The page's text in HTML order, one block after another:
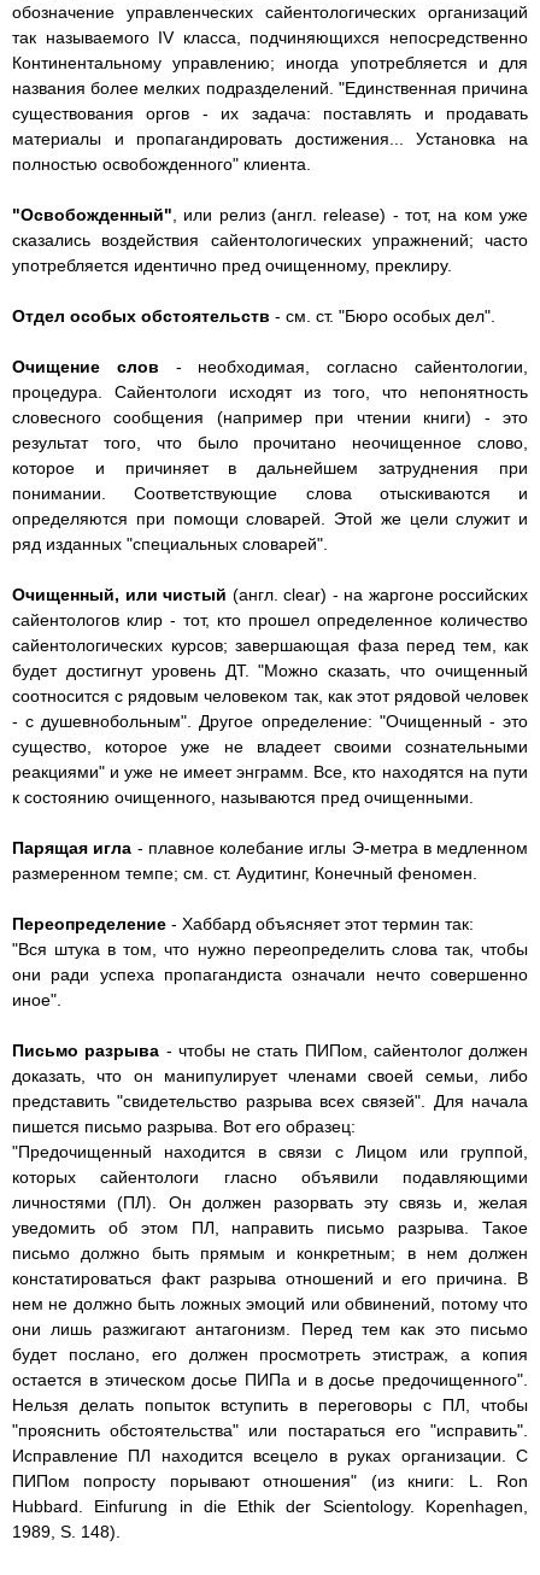
обозначение управленческих сайентологических организаций
так называемого IV класса, подчиняющихся непосредственно
Континентальному управлению; иногда употребляется и для
названия более мелких подразделений. "Единственная причина
существования оргов - их задача: поставлять и продавать
материалы и пропагандировать достижения... Установка на
полностью освобожденного" клиента.
"Освобожденный" , или релиз (англ. release) - тот, на ком уже
сказались воздействия сайентологических упражнений; часто
употребляется идентично пред очищенному, преклиру.
Отдел особых обстоятельств - см. ст. "Бюро особых дел".
Очищение слов - необходимая, согласно сайентологии,
процедура. Сайентологи исходят из того, что непонятность
словесного сообщения (например при чтении книги) - это
результат того, что было прочитано неочищенное слово,
которое и причиняет в дальнейшем затруднения при
понимании. Соответствующие слова отыскиваются и
определяются при помощи словарей. Этой же цели служит и
ряд изданных "специальных словарей".
Очищенный, или чистый (англ. clear) - на жаргоне российских
сайентологов клир - тот, кто прошел определенное количество
сайентологических курсов; завершающая фаза перед тем, как
будет достигнут уровень ДТ. "Можно сказать, что очищенный
соотносится с рядовым человеком так, как этот рядовой человек
- с душевнобольным". Другое определение: "Очищенный - это
существо, которое уже не владеет своими сознательными
реакциями" и уже не имеет энграмм. Все, кто находятся на пути
к состоянию очищенного, называются пред очищенными.
Парящая игла - плавное колебание иглы Э-метра в медленном
размеренном темпе; см. ст. Аудитинг, Конечный феномен.
Переопределение - Хаббард объясняет этот термин так:
"Вся штука в том, что нужно переопределить слова так, чтобы
они ради успеха пропагандиста означали нечто совершенно
иное".
Письмо разрыва - чтобы не стать ПИПом, сайентолог должен
доказать, что он манипулирует членами своей семьи, либо
представить "свидетельство разрыва всех связей". Для начала
пишется письмо разрыва. Вот его образец:
"Предочищенный находится в связи с Лицом или группой,
которых сайентологи гласно объявили подавляющими
личностями (ПЛ). Он должен разорвать эту связь и, желая
уведомить об этом ПЛ, направить письмо разрыва. Такое
письмо должно быть прямым и конкретным; в нем должен
констатироваться факт разрыва отношений и его причина. В
нем не должно быть ложных эмоций или обвинений, потому что
они лишь разжигают антагонизм. Перед тем как это письмо
будет послано, его должен просмотреть этистраж, а копия
остается в этическом досье ПИПа и в досье предочищенного".
Нельзя делать попыток вступить в переговоры с ПЛ, чтобы
"прояснить обстоятельства" или постараться его "исправить".
Исправление ПЛ находится всецело в руках организации. С
ПИПом попросту порывают отношения" (из книги: L. Ron
Hubbard. Einfurung in die Ethik der Scientology. Kopenhagen,
1989, S. 148).